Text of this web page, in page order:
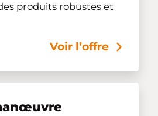
produits robustes et
Voir l’offre